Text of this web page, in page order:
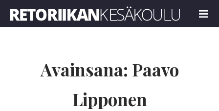
MENU
Avainsana: Paavo
Lipponen